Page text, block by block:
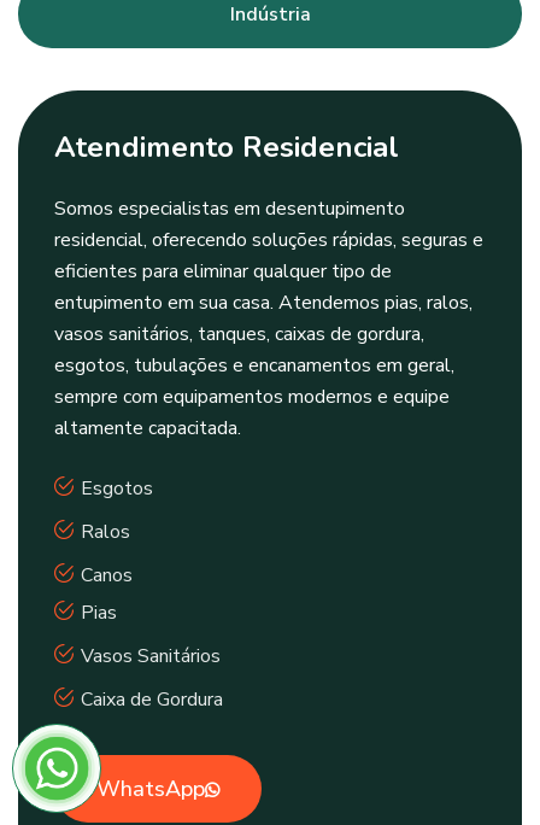
Indústria
Atendimento Residencial
Somos especialistas em desentupimento
residencial, oferecendo soluções rápidas, seguras e
eficientes para eliminar qualquer tipo de
entupimento em sua casa. Atendemos pias, ralos,
vasos sanitários, tanques, caixas de gordura,
esgotos, tubulações e encanamentos em geral,
sempre com equipamentos modernos e equipe
altamente capacitada.
Esgotos
Ralos
Canos
Pias
Vasos Sanitários
Caixa de Gordura
WhatsApp